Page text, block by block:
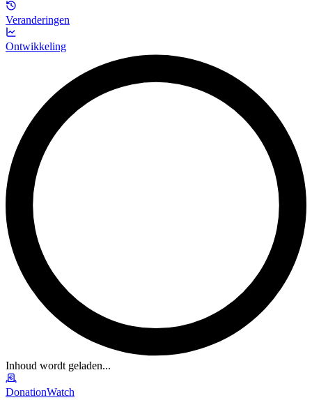
Veranderingen
Ontwikkeling
Inhoud wordt geladen...
DonationWatch